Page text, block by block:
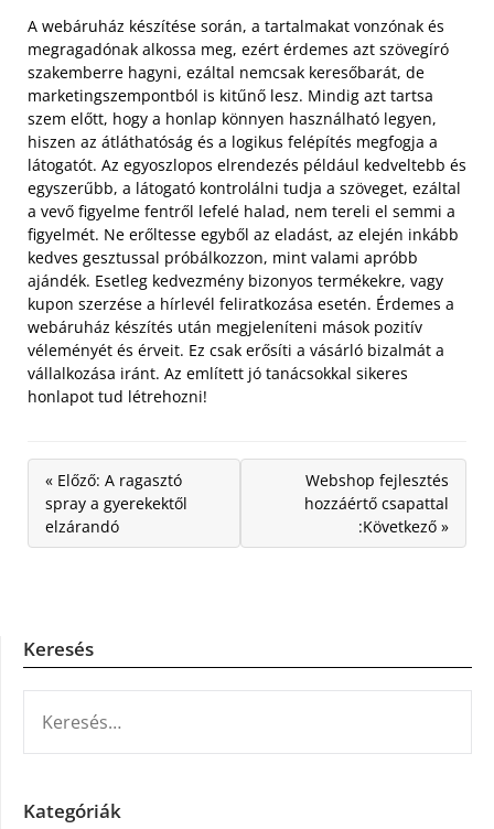
A webáruház készítése során, a tartalmakat vonzónak és
megragadónak alkossa meg, ezért érdemes azt szövegíró
szakemberre hagyni, ezáltal nemcsak keresőbarát, de
marketingszempontból is kitűnő lesz. Mindig azt tartsa
szem előtt, hogy a honlap könnyen használható legyen,
hiszen az átláthatóság és a logikus felépítés megfogja a
látogatót. Az egyoszlopos elrendezés például kedveltebb és
egyszerűbb, a látogató kontrolálni tudja a szöveget, ezáltal
a vevő figyelme fentről lefelé halad, nem tereli el semmi a
figyelmét. Ne erőltesse egyből az eladást, az elején inkább
kedves gesztussal próbálkozzon, mint valami apróbb
ajándék. Esetleg kedvezmény bizonyos termékekre, vagy
kupon szerzése a hírlevél feliratkozása esetén. Érdemes a
webáruház készítés után megjeleníteni mások pozitív
véleményét és érveit. Ez csak erősíti a vásárló bizalmát a
vállalkozása iránt. Az említett jó tanácsokkal sikeres
honlapot tud létrehozni!
« Előző: A ragasztó
spray a gyerekektől
elzárandó
Webshop fejlesztés
hozzáértő csapattal
:Következő »
Keresés
Kategóriák